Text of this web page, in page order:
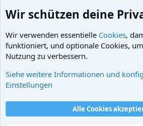
Foren
Nutzungsbedingungen
Hilfe und Impressum
Start
R
Wir schützen deine
Wir verwenden essentielle Cookies,
funktioniert, und optionale Cookies,
Nutzung zu verbessern.
Siehe weitere Informationen und
Einstellungen
Alle Cookies